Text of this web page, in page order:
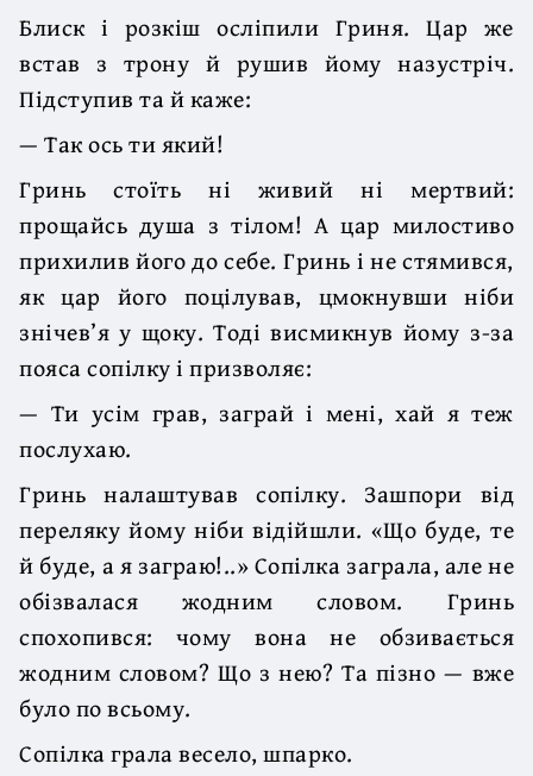
Блиск і розкіш осліпили Гриня. Цар же
встав з трону й рушив йому назустріч.
Підступив та й каже:
— Так ось ти який!
Гринь стоїть ні живий ні мертвий:
прощайсь душа з тілом! А цар милостиво
прихилив його до себе. Гринь і не стямився,
як цар його поцілував, цмокнувши ніби
знічев’я у щоку. Тоді висмикнув йому з-за
пояса сопілку і призволяє:
— Ти усім грав, заграй і мені, хай я теж
послухаю.
Гринь налаштував сопілку. Зашпори від
переляку йому ніби відійшли. «Що буде, те
й буде, а я заграю!..» Сопілка заграла, але не
обізвалася жодним словом. Гринь
спохопився: чому вона не обзивається
жодним словом? Що з нею? Та пізно — вже
було по всьому.
Сопілка грала весело, шпарко.